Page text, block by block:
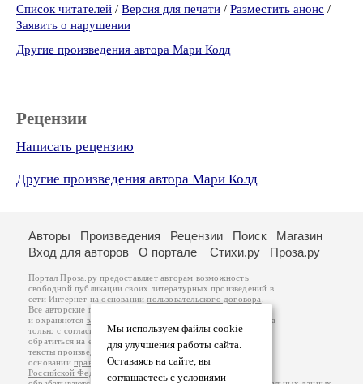
Список читателей / Версия для печати / Разместить анонс /
Заявить о нарушении
Другие произведения автора Мари Колд
Рецензии
Написать рецензию
Другие произведения автора Мари Колд
Мы используем файлы cookie
для улучшения работы сайта.
Оставаясь на сайте, вы
соглашаетесь с условиями
Авторы Произведения Рецензии Поиск
Магазин
Вход для авторов
О портале Стихи.ру Проза.ру
Портал Проза.ру предоставляет авторам возможность
свободной публикации своих литературных произведений в
сети Интернет на основаниипользовательского договора
Все авторские права на произведения принадлежат авторам
и охраняются законом
. Перепечатка произведений возможна
только с согласия его автора, к которому вы можете
обратиться на его авторской странице. Ответственность за
тексты произведений авторы несут самостоятельно на
основанииправил публикацииизаконодательства
Российской Федерации